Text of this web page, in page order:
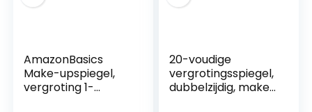
AmazonBasics
Make-upspiegel,
vergroting 1-
20-voudige
vergrotingsspiegel,
dubbelzijdig, make-